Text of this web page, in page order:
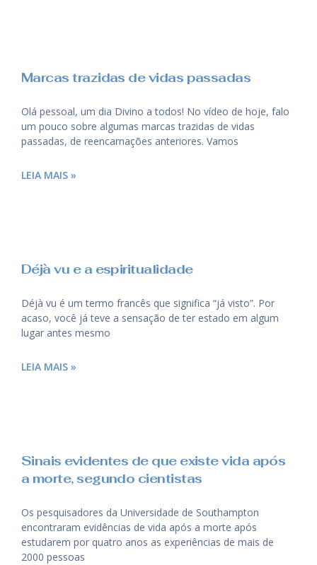
Marcas trazidas de vidas passadas
Olá pessoal, um dia Divino a todos! No vídeo de hoje, falo
um pouco sobre algumas marcas trazidas de vidas
passadas, de reencarnações anteriores. Vamos
LEIA MAIS »
Déjà vu e a espiritualidade
Déjà vu é um termo francês que significa “já visto”. Por
acaso, você já teve a sensação de ter estado em algum
lugar antes mesmo
LEIA MAIS »
Sinais evidentes de que existe vida após
a morte, segundo cientistas
Os pesquisadores da Universidade de Southampton
encontraram evidências de vida após a morte após
estudarem por quatro anos as experiências de mais de
2000 pessoas